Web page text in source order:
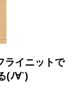
ライニットで
(ﾉ∀`)